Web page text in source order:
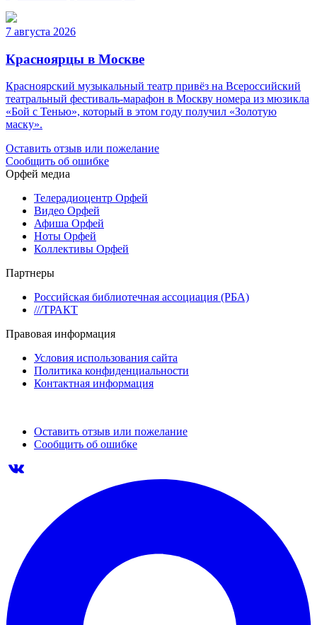
7 августа 2026
Красноярцы в Москве
Красноярский музыкальный театр привёз на Всероссийский
театральный фестиваль-марафон в Москву номера из мюзикла
«Бой с Тенью», который в этом году получил «Золотую
маску».
Оставить отзыв или пожелание
Сообщить об ошибке
Орфей медиа
Телерадиоцентр Орфей
Видео Орфей
Афиша Орфей
Ноты Орфей
Коллективы Орфей
Партнеры
Российская библиотечная ассоциация (РБА)
///ТРАКТ
Правовая информация
Условия использования сайта
Политика конфиденциальности
Контактная информация
Оставить отзыв или пожелание
Сообщить об ошибке